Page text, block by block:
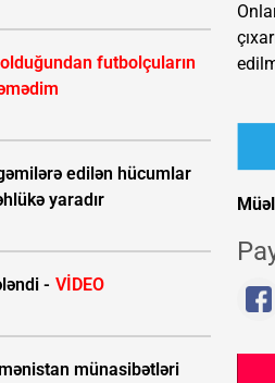
futbolçuların
edilən hücumlar
yaradır
- VİDEO
münasibətləri